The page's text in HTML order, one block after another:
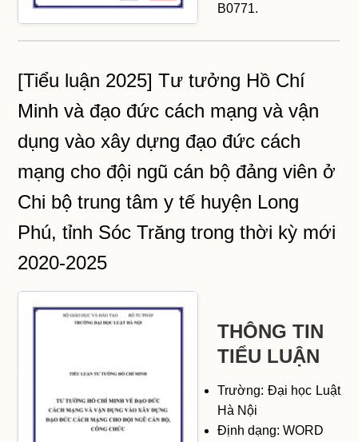
B0771.
[Tiểu luận 2025] Tư tưởng Hồ Chí
Minh và đạo đức cách mạng và vận
dụng vào xây dựng đạo đức cách
mạng cho đội ngũ cán bộ đảng viên ở
Chi bộ trung tâm y tế huyện Long
Phú, tỉnh Sóc Trăng trong thời kỳ mới
2020-2025
THÔNG TIN
TIỂU LUẬN
Trường: Đại học Luật
Hà Nội
Định dạng: WORD